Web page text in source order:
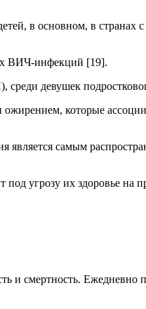
в основном, в
ВИЧ-инфекций [19].
девушек
ожирением, которые
является самым
под угрозу их здоровье на
и смертность.